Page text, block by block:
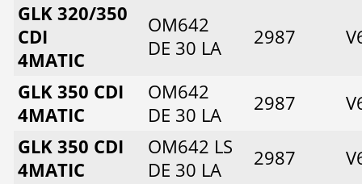
GLK 320/350
CDI
4MATIC
OM642
DE 30 LA
2987
GLK 350 CDI
4MATIC
OM642
DE 30 LA
2987
GLK 350 CDI
4MATIC
OM642 LS
DE 30 LA
2987